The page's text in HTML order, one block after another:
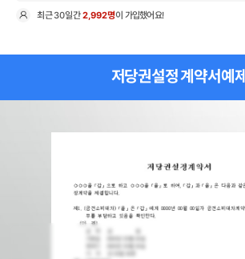
최근30일간2,992명이 가입했어요!
저당권설정 계약서예제